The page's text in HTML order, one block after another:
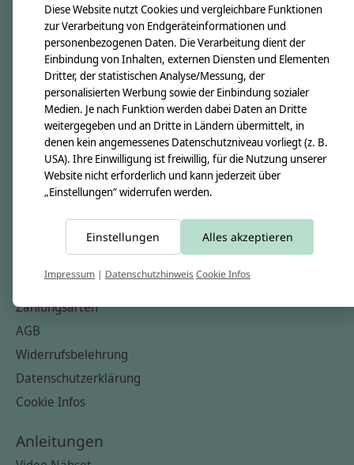
crêpes suzette
Über uns
Unsere Creppies
Nähkästchen
Unsere Stoffe
Impressum
Versandkosten & Rücksendungen
Zahlungsarten
AGB
Widerrufsbelehrung
Datenschutzerklärung
Cookie Infos
Anleitungen
Diese Website nutzt Cookies und vergleichbare Funktionen
zur Verarbeitung von Endgeräteinformationen und
personenbezogenen Daten. Die Verarbeitung dient der
Einbindung von Inhalten, externen Diensten und Elementen
Dritter, der statistischen Analyse/Messung, der
personalisierten Werbung sowie der Einbindung sozialer
Medien. Je nach Funktion werden dabei Daten an Dritte
weitergegeben und an Dritte in Ländern übermittelt, in
denen kein angemessenes Datenschutzniveau vorliegt (z. B.
USA). Ihre Einwilligung ist freiwillig, für die Nutzung unserer
Website nicht erforderlich und kann jederzeit über
„Einstellungen“ widerrufen werden.
Einstellungen Alles akzeptieren
Impressum | DatenschutzhinweisCookie Infos